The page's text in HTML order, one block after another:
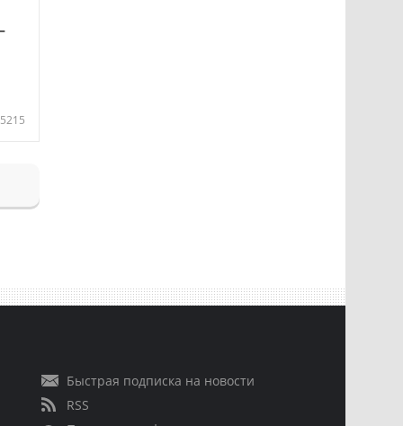
5215
Быстрая подписка на новости
RSS